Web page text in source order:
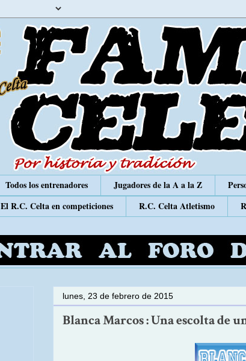
Todos los entrenadores Jugadores de la A a la Z
El R.C. Celta en competiciones R.C. Celta Atletismo
lunes, 23 de febrero de 2015
Blanca Marcos : Una escolta de